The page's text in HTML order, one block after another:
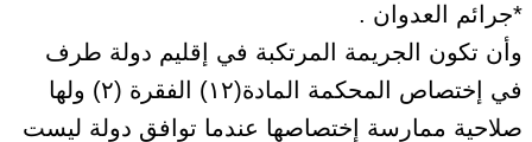
*جرائم العدوان .
وأن تكون الجريمة المرتكبة في إقليم دولة طرف
في إختصاص المحكمة المادة(١٢) الفقرة (٢) ولها
صلاحية ممارسة إختصاصها عندما توافق دولة ليست